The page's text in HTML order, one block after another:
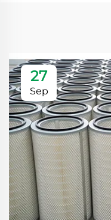
27
Sep